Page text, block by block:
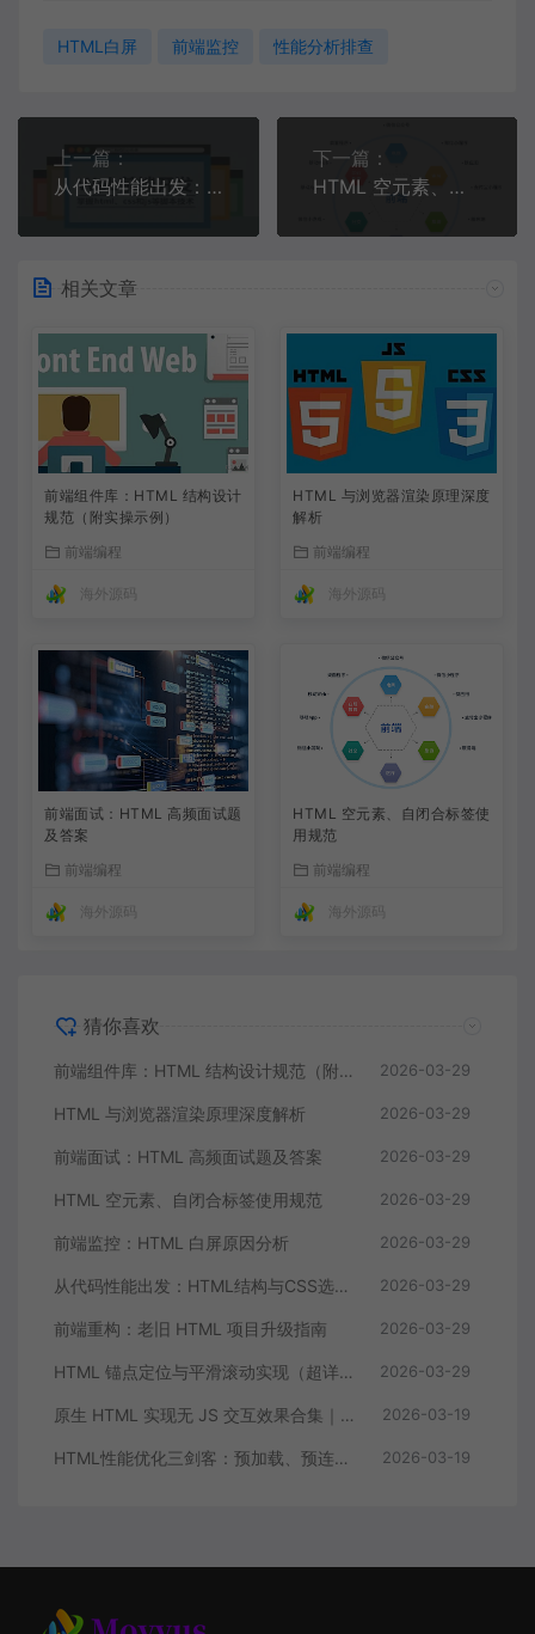
HTML白屏 前端监控 性能分析排查
上一篇：
从代码性能出发：HTML结构与CSS选择器的深层关联
下一篇：
HTML 空元素、自闭合标签使用规范
相关文章
前端组件库：HTML 结构设计
规范（附实操示例）
前端编程
海外源码
HTML 与浏览器渲染原理深度
解析
前端编程
海外源码
前端面试：HTML 高频面试题
及答案
前端编程
海外源码
HTML 空元素、自闭合标签使
用规范
前端编程
海外源码
猜你喜欢
前端组件库：HTML 结构设计规范（附实操示例） 2026-03-29
HTML 与浏览器渲染原理深度解析 2026-03-29
前端面试：HTML 高频面试题及答案 2026-03-29
HTML 空元素、自闭合标签使用规范 2026-03-29
前端监控：HTML 白屏原因分析 2026-03-29
从代码性能出发：HTML结构与CSS选择器的深层关联 2026-03-29
前端重构：老旧 HTML 项目升级指南 2026-03-29
HTML 锚点定位与平滑滚动实现（超详细教程 + 原生 CSS/JS 双方案） 2026-03-29
原生 HTML 实现无 JS 交互效果合集｜纯 CSS 搞定常见交互，零 JavaScript！ 2026-03-19
HTML性能优化三剑客：预加载、预连接与预解析实战指南 2026-03-19